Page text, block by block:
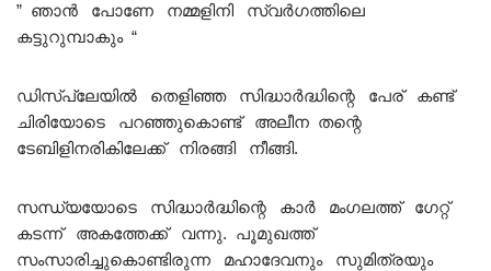
” ഞാൻ പോണേ നമ്മളിനി സ്വർഗത്തിലെ
കട്ടുറുമ്പാകും “
ഡിസ്പ്ലേയിൽ തെളിഞ്ഞ സിദ്ധാർദ്ധിന്റെ പേര് കണ്ട്
ചിരിയോടെ പറഞ്ഞുകൊണ്ട് അലീന തന്റെ
ടേബിളിനരികിലേക്ക് നിരങ്ങി നീങ്ങി.
സന്ധ്യയോടെ സിദ്ധാർദ്ധിന്റെ കാർ മംഗലത്ത് ഗേറ്റ്
കടന്ന് അകത്തേക്ക് വന്നു. പൂമുഖത്ത്
സംസാരിച്ചുകൊണ്ടിരുന്ന മഹാദേവനും സുമിത്രയും